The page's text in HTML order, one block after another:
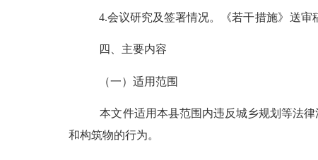
4.会议研究及签署情况。 《若干措施》送审
四 、主要内容
（一） 适用范围
本文件适用本县范围内违反城乡规划等法
和构筑物的行为。